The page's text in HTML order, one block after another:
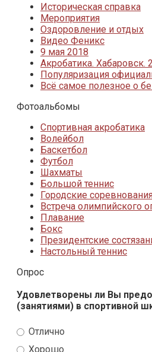
Историческая справка
Мероприятия
Оздоровление и отдых
Видео Феникс
9 мая 2018
Акробатика. Хабаровск.
Популяризация
Всё самое полезное о
Фотоальбомы
Спортивная акробатика
Волейбол
Баскетбол
Футбол
Шахматы
Большой теннис
Городские
Встреча олимпийского
Плавание
Бокс
Президентские
Настольный теннис
Опрос
Удовлетворены ли Вы
(занятиями) в спортивной
Отлично
Хорошо